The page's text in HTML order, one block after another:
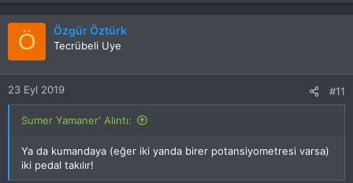
p
k
e
r
:
Ö Özgür Öztürk
Tecrübeli Uye
23 Eyl 2019 #11
Sumer Yamaner' Alıntı:
Ya da kumandaya (eğer iki yanda birer potansiyometresi varsa)
iki pedal takılır!